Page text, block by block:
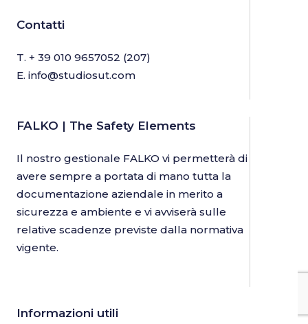
Contatti
T. + 39 010 9657052 (207)
E. info@studiosut.com
FALKO | The Safety Elements
Il nostro gestionale FALKO vi permetterà di
avere sempre a portata di mano tutta la
documentazione aziendale in merito a
sicurezza e ambiente e vi avviserà sulle
relative scadenze previste dalla normativa
vigente.
Informazioni utili